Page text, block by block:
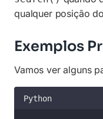
qualquer posição
Exemplos
Vamos ver alguns
Python